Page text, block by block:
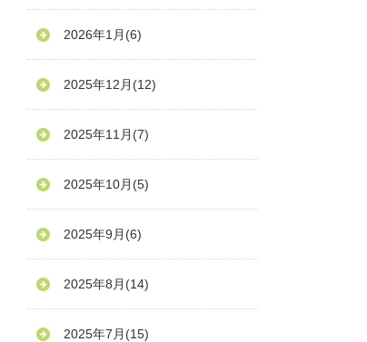
2026年1月 (6)
2025年12月 (12)
2025年11月 (7)
2025年10月 (5)
2025年9月 (6)
2025年8月 (14)
2025年7月 (15)